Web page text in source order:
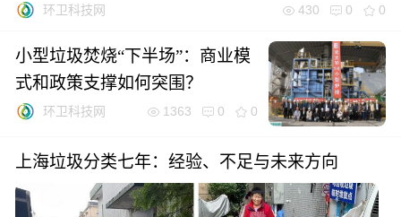
环卫科技网 430 0 0
小型垃圾焚烧“下半场”：商业模
式和政策支撑如何突围？
环卫科技网 1363 0 0
上海垃圾分类七年：经验、不足与未来方向